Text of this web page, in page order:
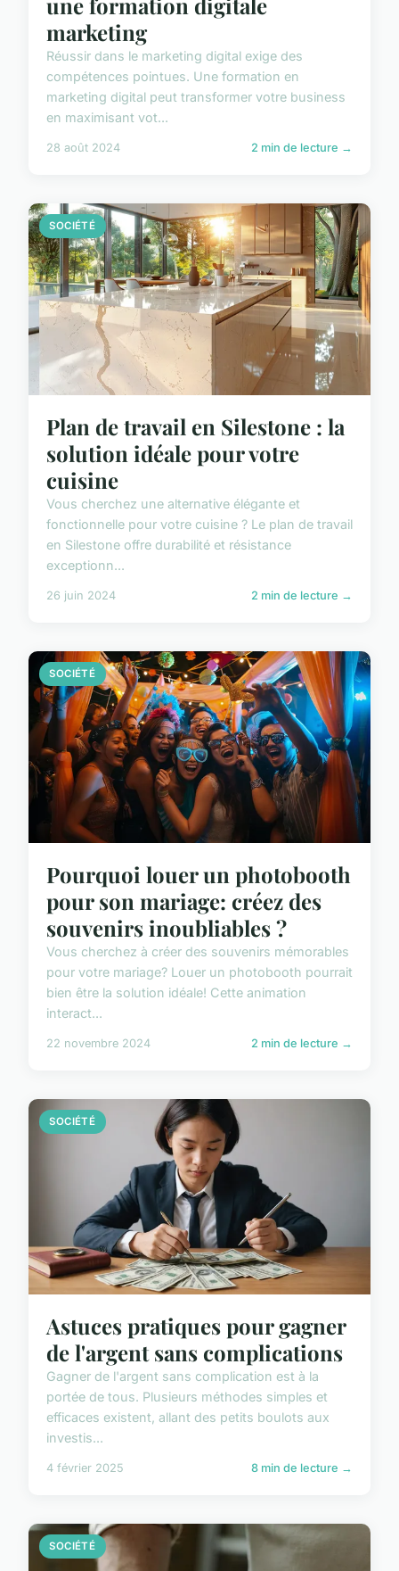
marketing
Réussir dans le marketing digital exige des
compétences pointues. Une formation en
marketing digital peut transformer votre business
en maximisant vot...
28 août 2024 2 min de lecture →
SOCIÉTÉ
Plan de travail en Silestone : la
solution idéale pour votre
cuisine
Vous cherchez une alternative élégante et
fonctionnelle pour votre cuisine ? Le plan de travail
en Silestone offre durabilité et résistance
exceptionn...
26 juin 2024 2 min de lecture →
SOCIÉTÉ
Pourquoi louer un photobooth
pour son mariage: créez des
souvenirs inoubliables ?
Vous cherchez à créer des souvenirs mémorables
pour votre mariage? Louer un photobooth pourrait
bien être la solution idéale! Cette animation
interact...
22 novembre 2024 2 min de lecture →
SOCIÉTÉ
Astuces pratiques pour gagner
de l'argent sans complications
Gagner de l'argent sans complication est à la
portée de tous. Plusieurs méthodes simples et
efficaces existent, allant des petits boulots aux
investis...
4 février 2025 8 min de lecture →
SOCIÉTÉ